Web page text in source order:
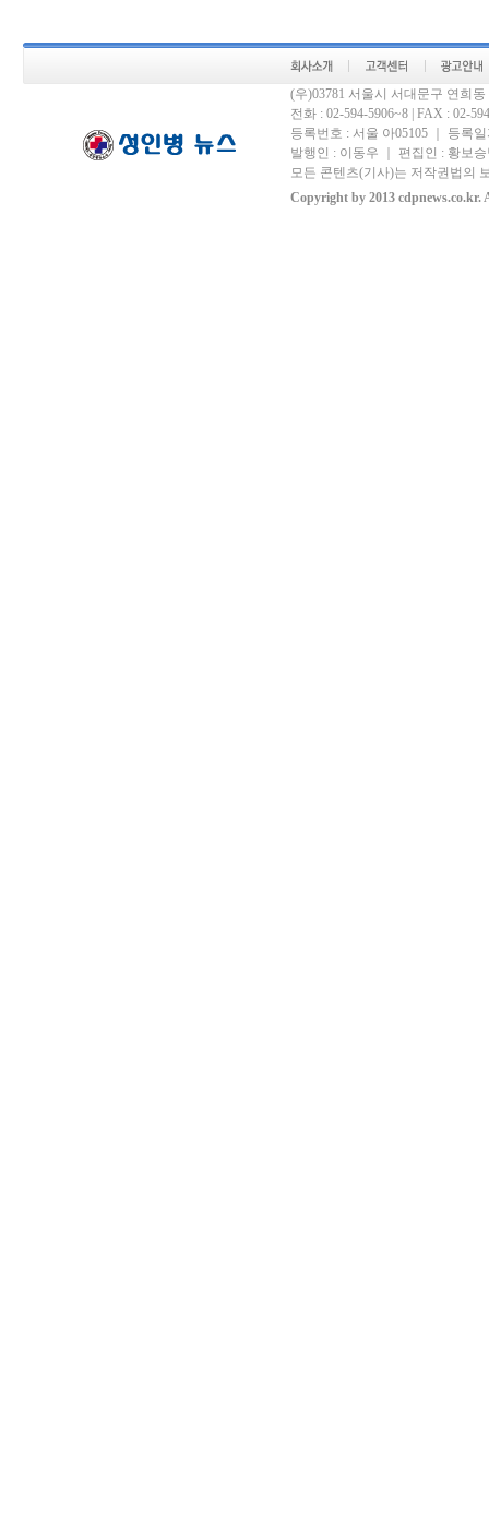
(우)03781 서울시 서대문구 연희
전화 : 02-594-5906~8 | FAX : 02-
등록번호 : 서울 아05105 ｜ 등록
발행인 : 이동우 ｜ 편집인 : 황보
모든 콘텐츠(기사)는 저작권법의
Copyright by 2013 cdpnews.co.kr.